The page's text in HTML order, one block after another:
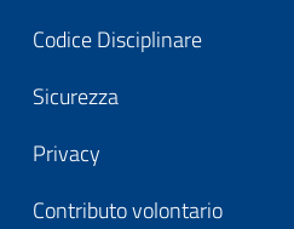
Codice Disciplinare
Sicurezza
Privacy
Contributo volontario